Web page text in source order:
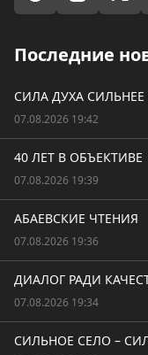
Последние
СИЛА ДУХА
07.08.2026 19:42
40 ЛЕТ В ОБЪЕКТИВЕ
07.08.2026 19:39
АБАЕВСКИЕ ЧТЕНИЯ
07.08.2026 19:36
ДИАЛОГ РАДИ
07.08.2026 19:34
СИЛЬНОЕ СЕЛО –